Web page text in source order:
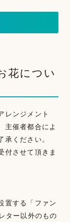
花につい
レンジメント
主催者都合によ
ください。
付させて頂きま
置する「ファン
ター以外のもの